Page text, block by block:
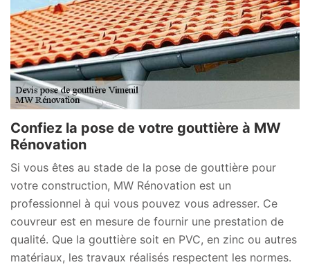
Confiez la pose de votre gouttière à MW
Rénovation
Si vous êtes au stade de la pose de gouttière pour
votre construction, MW Rénovation est un
professionnel à qui vous pouvez vous adresser. Ce
couvreur est en mesure de fournir une prestation de
qualité. Que la gouttière soit en PVC, en zinc ou autres
matériaux, les travaux réalisés respectent les normes.